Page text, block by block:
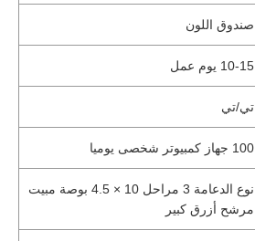
صندوق اللون
10-15 يوم عمل
تي/تي
100 جهاز كمبيوتر شخصى يوميا
نوع الدعامة 3 مراحل 10 × 4.5 بوصة مبيت
مرشح أزرق كبير